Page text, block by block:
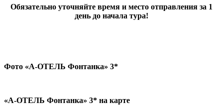
Обязательно уточняйте время и место отправления за 1
день до начала тура!
Фото «А-ОТЕЛЬ Фонтанка» 3*
«А-ОТЕЛЬ Фонтанка» 3* на карте